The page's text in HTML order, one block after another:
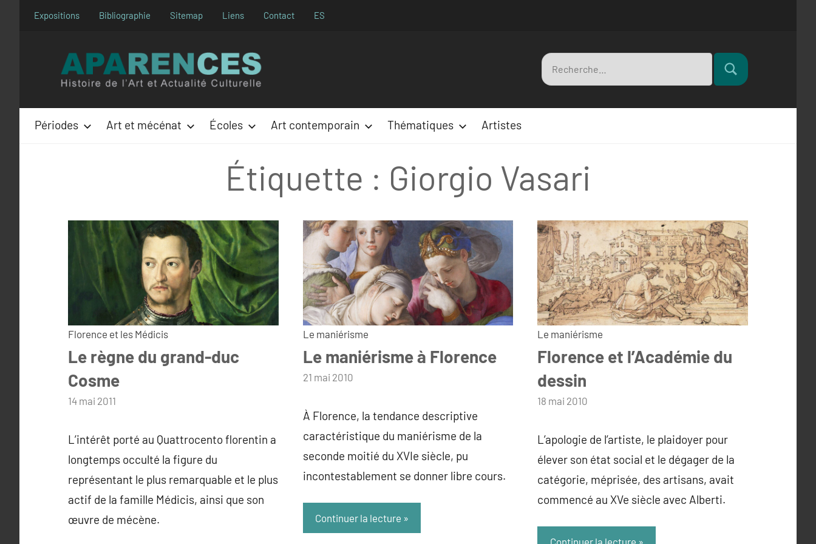
Expositions Bibliographie Sitemap Liens Contact ES
Recherche
pour
Rechercher
Périodes Art et mécénat Écoles Art contemporain Thématiques Artistes
Étiquette : Giorgio Vasari
Florence et les Médicis
Le règne du grand-duc
Cosme
par
14 mai 2011
L’intérêt porté au Quattrocento florentin a
longtemps occulté la figure du
représentant le plus remarquable et le plus
actif de la famille Médicis, ainsi que son
œuvre de mécène.
Le maniérisme
Le maniérisme à Florence
par
21 mai 2010
À Florence, la tendance descriptive
caractéristique du maniérisme de la
seconde moitié du XVIe siècle, pu
incontestablement se donner libre cours.
Continuer la lecture
Le maniérisme
Florence et l’Académie du
dessin
par
18 mai 2010
L’apologie de l’artiste, le plaidoyer pour
élever son état social et le dégager de la
catégorie, méprisée, des artisans, avait
commencé au XVe siècle avec Alberti.
Continuer la lecture